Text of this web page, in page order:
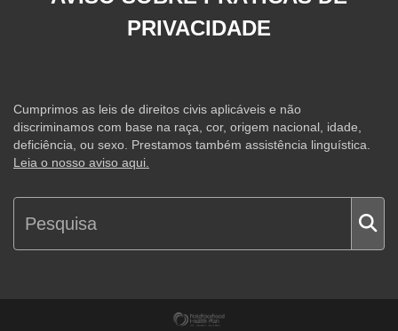
PRIVACIDADE
Cumprimos as leis de direitos civis aplicáveis e não
discriminamos com base na raça, cor, origem nacional, idade,
deficiência, ou sexo. Prestamos também assistência linguística.
Leia o nosso aviso aqui.